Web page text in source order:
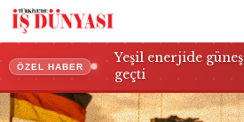
ÖZEL HABER
Yeşil enerjide
geçti
takmadı!